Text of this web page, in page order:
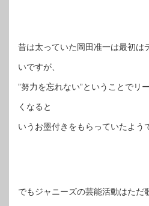
昔は太っていた岡田准一は最初は
いですが、
”努力を忘れない”ということでリ
くなると
いうお墨付きをもらっていたよう
でもジャニーズの芸能活動はただ